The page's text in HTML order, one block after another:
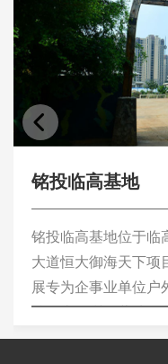
铭投临高基地
铭投临高基地位于临
大道恒大御海天下项
展专为企事业单位户
准军事化训练营地。
